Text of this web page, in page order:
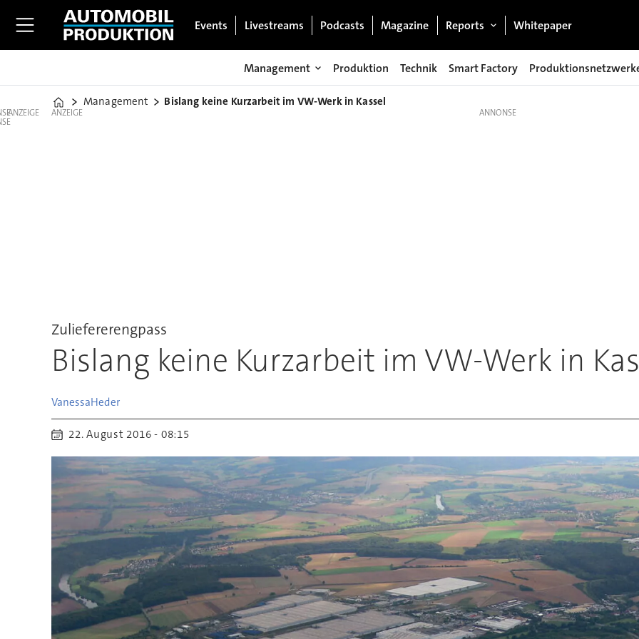
Events Livestreams Podcasts Magazine Reports Whitepaper
Management Produktion Technik Smart Factory
Home
Management Bislang keine Kurzarbeit im VW-Werk in Kassel
ANZEIGE ANZEIGE
Zuliefererengpass
Bislang keine Kurzarbeit im VW-Werk in
VanessaHeder
22. August 2016 - 08:15